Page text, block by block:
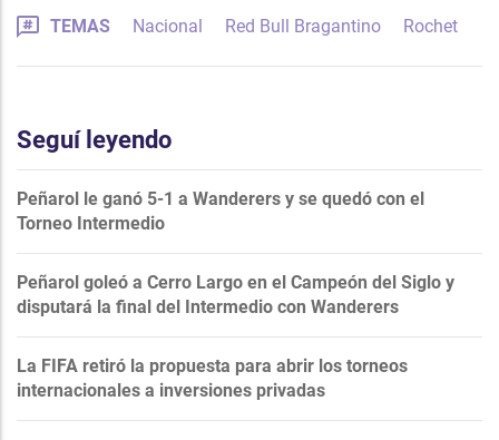
TEMAS Nacional Red Bull Bragantino Rochet
Seguí leyendo
Peñarol le ganó 5-1 a Wanderers y se quedó con el
Torneo Intermedio
Peñarol goleó a Cerro Largo en el Campeón del Siglo y
disputará la final del Intermedio con Wanderers
La FIFA retiró la propuesta para abrir los torneos
internacionales a inversiones privadas